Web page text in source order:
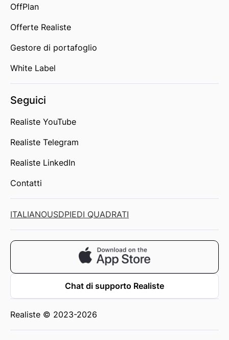
OffPlan
Offerte Realiste
Gestore di portafoglio
White Label
Seguici
Realiste YouTube
Realiste Telegram
Realiste LinkedIn
Contatti
ITALIANOUSDPIEDI QUADRATI
Chat di supporto Realiste
Realiste © 2023-2026